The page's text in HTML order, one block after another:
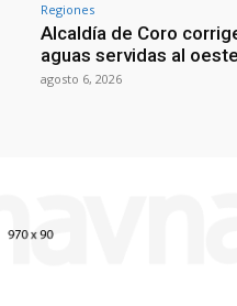
Regiones
Alcaldía de Coro
aguas servidas al
agosto 6, 2026